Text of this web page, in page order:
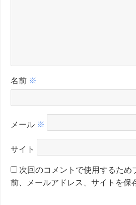
名前 ※
メール ※
サイト
次回のコメントで使用するため
前、メールアドレス、サイトを保